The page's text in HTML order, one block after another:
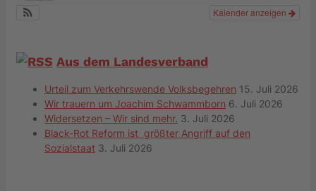
Kalender anzeigen
Aus dem Landesverband
Urteil zum Verkehrswende Volksbegehren 15. Juli 2026
Wir trauern um Joachim Schwammborn 6. Juli 2026
Widersetzen – Wir sind mehr. 3. Juli 2026
Black-Rot Reform ist größter Angriff auf den
Sozialstaat 3. Juli 2026